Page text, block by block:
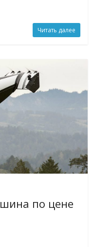
Читать далее
по цене